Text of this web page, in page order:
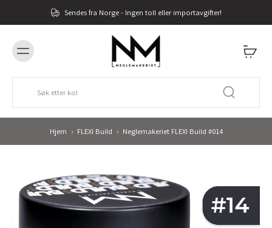
Sendes fra Norge - Ingen toll eller importavgifter!
Hjem › FLEXI Build › Neglemakeriet FLEXI Build #014